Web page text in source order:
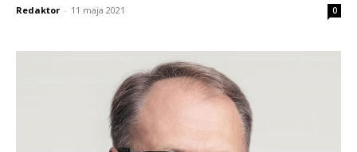
Redaktor - 11 maja 2021 0